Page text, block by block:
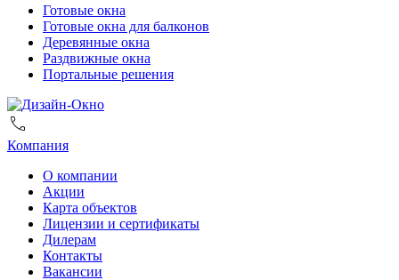
Готовые окна
Готовые окна для балконов
Деревянные окна
Раздвижные окна
Портальные решения
Компания
О компании
Акции
Карта объектов
Лицензии и сертификаты
Дилерам
Контакты
Вакансии